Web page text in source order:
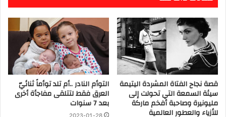
قصة نجاح الفتاة المشردة اليتيمة
سيئة السمعة التي تحولت إلى
مليونيرة وصاحبة أفخم ماركة
للأزياء والعطور العالمية
التوأم النادر ..أم تلد توأماً ثنائيّ
العرق فقط لتتلقى مفاجأة أخرى
بعد 7 سنوات